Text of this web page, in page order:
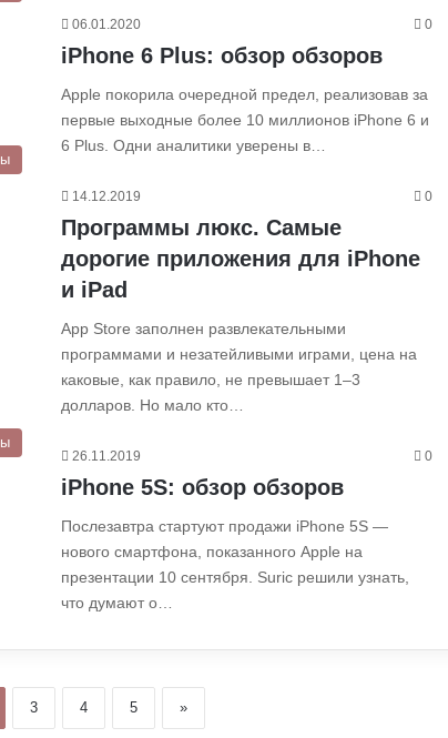
06.01.2020 0
iPhone 6 Plus: обзор обзоров
Apple покорила очередной предел, реализовав за
первые выходные более 10 миллионов iPhone 6 и
6 Plus. Одни аналитики уверены в…
14.12.2019 0
Программы люкс. Самые
дорогие приложения для iPhone
и iPad
App Store заполнен развлекательными
программами и незатейливыми играми, цена на
каковые, как правило, не превышает 1–3
долларов. Но мало кто…
26.11.2019 0
iPhone 5S: обзор обзоров
Послезавтра стартуют продажи iPhone 5S —
нового смартфона, показанного Apple на
презентации 10 сентября. Suric решили узнать,
что думают о…
3 4 5 »